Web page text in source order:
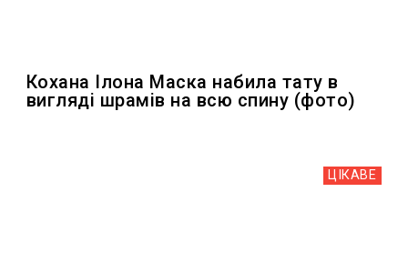
Кохана Ілона Маска набила тату в
вигляді шрамів на всю спину (фото)
ЦІКАВЕ